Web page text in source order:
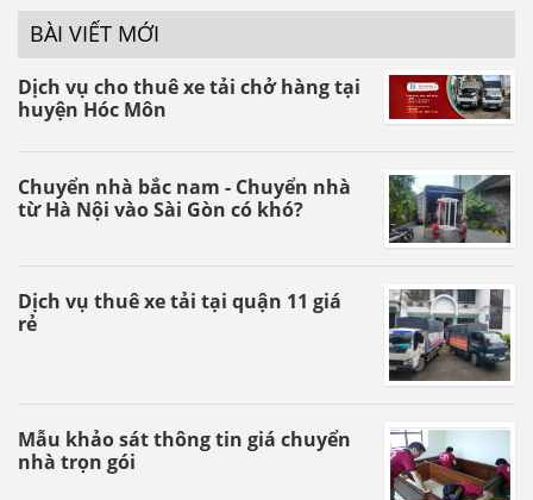
BÀI VIẾT MỚI
Dịch vụ cho thuê xe tải chở hàng tại
huyện Hóc Môn
Chuyển nhà bắc nam - Chuyển nhà
từ Hà Nội vào Sài Gòn có khó?
Dịch vụ thuê xe tải tại quận 11 giá
rẻ
Mẫu khảo sát thông tin giá chuyển
nhà trọn gói